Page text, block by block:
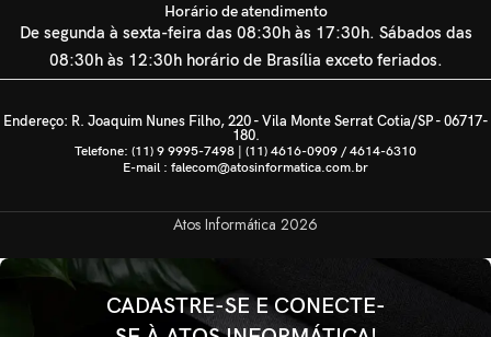
Horário de atendimento
De segunda à sexta-feira das 08:30h às 17:30h. Sábados das
08:30h às 12:30h horário de Brasília exceto feriados.
Endereço: R. Joaquim Nunes Filho, 220 - Vila Monte Serrat Cotia/SP - 06717-
180.
Telefone: (11) 9 9995-7498 | (11) 4616-0909 / 4614-6310
E-mail : falecom@atosinformatica.com.br
Atos Informática 2026
CADASTRE-SE E CONECTE-